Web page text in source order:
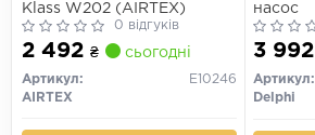
Klass W202 (AIRTEX)
0 відгуків
2 492 ₴ сьогодні
Артикул:
E10246
AIRTEX
насос
3 992
Артикул:
Delphi